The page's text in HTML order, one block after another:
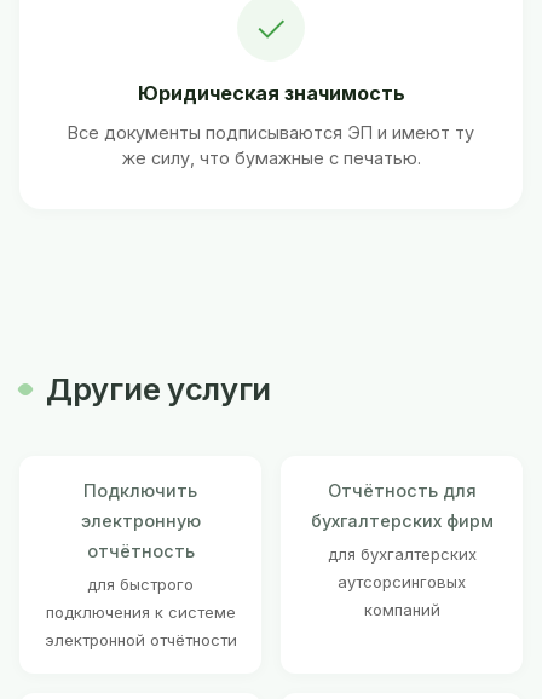
✓
Юридическая значимость
Все документы подписываются ЭП и имеют ту
же силу, что бумажные с печатью.
Другие услуги
Подключить
электронную
отчётность
для быстрого
подключения к системе
электронной отчётности
Отчётность для
бухгалтерских фирм
для бухгалтерских
аутсорсинговых
компаний